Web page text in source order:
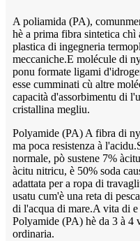
A poliamida (PA),
hè a prima fibra sintetica chì
plastica di ingegneria
meccaniche.E molécule di
ponu formate ligami
esse cumminati cù altre
capacità d'assorbimentu di
cristallina megliu.
Polyamide (PA) A fibra di
ma poca resistenza à
normale, pò sustene 7%
àcitu nitricu, è 50% soda
adattata per a ropa di
usatu cum'è una reta di
di l'acqua di mare.A vita di
Polyamide (PA) hè da 3 à 4
ordinaria.